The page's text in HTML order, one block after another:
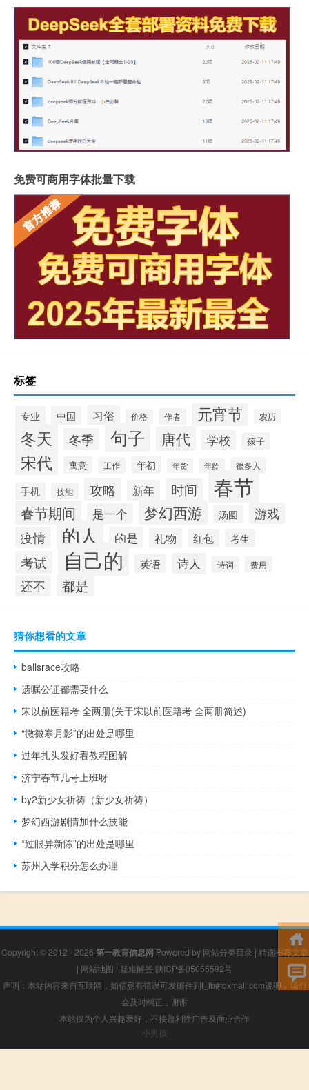
免费可商用字体批量下载
标签
专业 中国 习俗 价格 作者 元宵节 农历
冬天 冬季 句子 唐代 学校 孩子
宋代 寓意 工作 年初 年货 年龄 很多人
手机 技能 攻略 新年 时间 春节
春节期间 是一个 梦幻西游 汤圆
游戏
疫情
的人 的是 礼物 红包 考生
考试 自己的 英语 诗人 诗词 费用
还不 都是
猜你想看的文章
ballsrace攻略
遗嘱公证都需要什么
宋以前医籍考 全两册(关于宋以前医籍考 全两册简述)
“微微寒月影”的出处是哪里
过年扎头发好看教程图解
济宁春节几号上班呀
by2新少女祈祷（新少女祈祷）
梦幻西游剧情加什么技能
“过眼异新陈”的出处是哪里
苏州入学积分怎么办理
Copyright © 2012 - 2026 第一教育信息网 Powered by 网站分类目录 | 精选推荐文章
| 网站地图 | 疑难解答 陕ICP备05055592号
声明：本站内容来自互联网，如信息有错误可发邮件到f_fb#foxmail.com说明，我们
会及时纠正，谢谢
本站仅为个人兴趣爱好，不接盈利性广告及商业合作
小男孩